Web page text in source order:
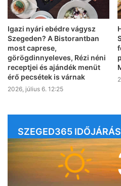
Igazi nyári ebédre vágysz
Szegeden? A Bistorantban
most caprese,
görögdinnyeleves, Rézi néni
receptjei és ajándék menüt
érő pecsétek is várnak
2026, július 6. 12:25
SZEGED365 IDŐJÁRÁS